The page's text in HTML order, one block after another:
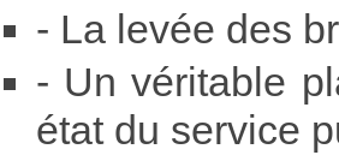
- La levée des
- Un véritable
état du service